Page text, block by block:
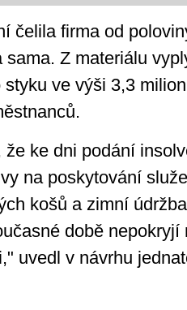
čelila firma od
sama. Z materiálu
ve výši 3,3
ke dni podání
na poskytování
košů a zimní
době nepokryjí
uvedl v návrhu